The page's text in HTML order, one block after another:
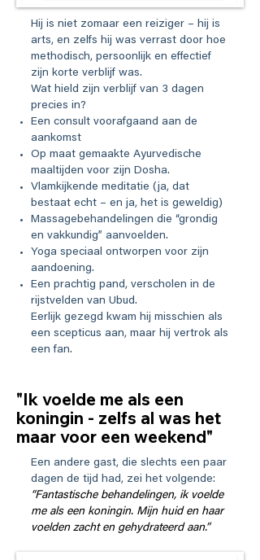
Hij is niet zomaar een reiziger – hij is
arts, en zelfs hij was verrast door hoe
methodisch, persoonlijk en effectief
zijn korte verblijf was.
Wat hield zijn verblijf van 3 dagen
precies in?
Een consult voorafgaand aan de
aankomst
Op maat gemaakte Ayurvedische
maaltijden voor zijn Dosha.
Vlamkijkende meditatie (ja, dat
bestaat echt – en ja, het is geweldig)
Massagebehandelingen die “grondig
en vakkundig” aanvoelden.
Yoga speciaal ontworpen voor zijn
aandoening.
Een prachtig pand, verscholen in de
rijstvelden van Ubud.
Eerlijk gezegd kwam hij misschien als
een scepticus aan, maar hij vertrok als
een fan.
"Ik voelde me als een
koningin - zelfs al was het
maar voor een weekend"
Een andere gast, die slechts een paar
dagen de tijd had, zei het volgende:
“Fantastische behandelingen, ik voelde
me als een koningin. Mijn huid en haar
voelden zacht en gehydrateerd aan.”